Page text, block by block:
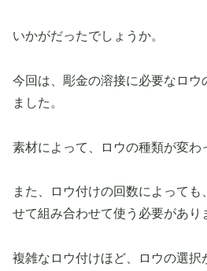
いかがだったでしょうか。
今回は、彫金の溶接に必要なロウ
ました。
素材によって、ロウの種類が変わ
また、ロウ付けの回数によって
せて組み合わせて使う必要があり
複雑なロウ付けほど、ロウの選択